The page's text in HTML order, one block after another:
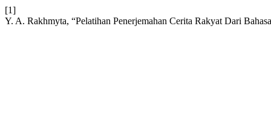
[1]
Y. A. Rakhmyta, “Pelatihan Penerjemahan Cerita Rakyat Dari